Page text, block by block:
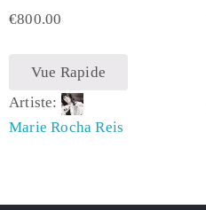
€800.00
Vue Rapide
Artiste:
Marie Rocha Reis